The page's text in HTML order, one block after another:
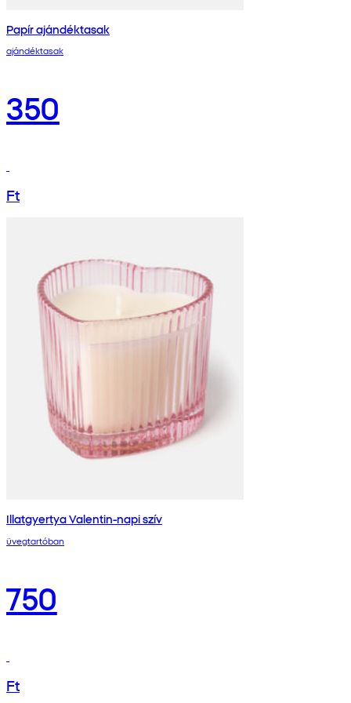
Papír ajándéktasak
ajándéktasak
350
Ft
Illatgyertya Valentin-napi szív
üvegtartóban
750
Ft